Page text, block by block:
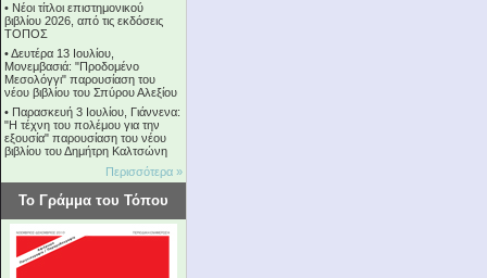
• Νέοι τίτλοι επιστημονικού
βιβλίου 2026, από τις εκδόσεις
ΤΟΠΟΣ
•Δευτέρα 13 Ιουλίου,
Μονεμβασιά: "Προδομένο
Μεσολόγγι" παρουσίαση του
νέου βιβλίου του Σπύρου Αλεξίου
• Παρασκευή 3 Ιουλίου, Γιάννενα:
"Η τέχνη του πολέμου για την
εξουσία" παρουσίαση του νέου
βιβλίου του Δημήτρη Καλτσώνη
Περισσότερα »
Το Γράμμα του Τόπου